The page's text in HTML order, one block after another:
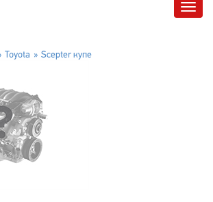
Toyota Scepter купе